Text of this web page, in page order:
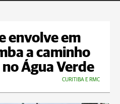
envolve em
a caminho
Água Verde
CURITIBA E RMC